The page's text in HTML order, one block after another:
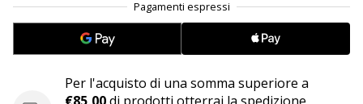
brand
ambassador
WePlayHandball
Per l'acquisto di una somma superiore a